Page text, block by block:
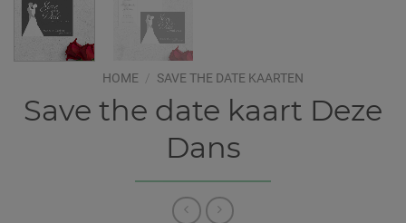
HOME / SAVE THE DATE KAARTEN
Save the date kaart Deze
Dans